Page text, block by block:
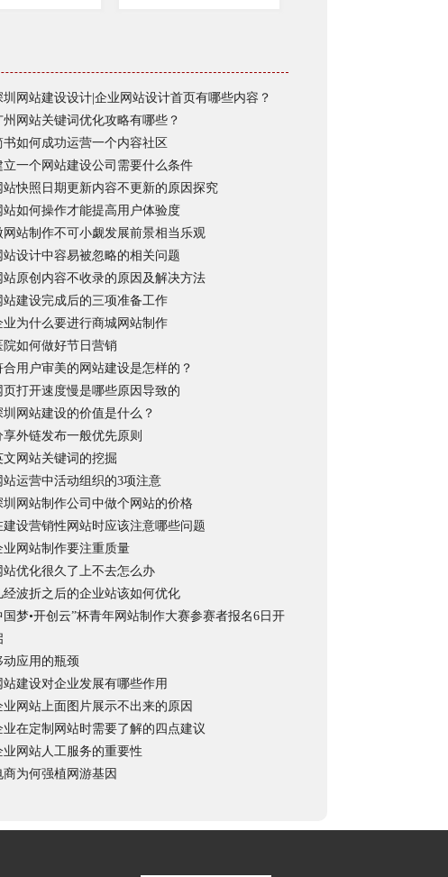
圳网站建设设计|企业网站设计首页有哪些内容？
州网站关键词优化攻略有哪些？
书如何成功运营一个内容社区
立一个网站建设公司需要什么条件
站快照日期更新内容不更新的原因探究
站如何操作才能提高用户体验度
网站制作不可小觑发展前景相当乐观
站设计中容易被忽略的相关问题
站原创内容不收录的原因及解决方法
站建设完成后的三项准备工作
业为什么要进行商城网站制作
院如何做好节日营销
合用户审美的网站建设是怎样的？
页打开速度慢是哪些原因导致的
圳网站建设的价值是什么？
享外链发布一般优先原则
文网站关键词的挖掘
站运营中活动组织的3项注意
圳网站制作公司中做个网站的价格
建设营销性网站时应该注意哪些问题
业网站制作要注重质量
站优化很久了上不去怎么办
经波折之后的企业站该如何优化
国梦•开创云”杯青年网站制作大赛参赛者报名6日开
动应用的瓶颈
站建设对企业发展有哪些作用
业网站上面图片展示不出来的原因
业在定制网站时需要了解的四点建议
业网站人工服务的重要性
商为何强植网游基因